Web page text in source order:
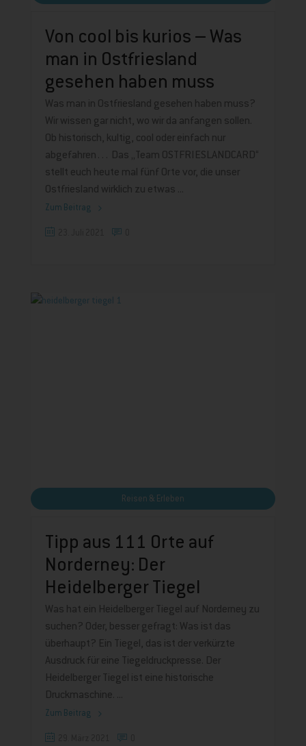
Von cool bis kurios – Was
man in Ostfriesland
gesehen haben muss
Was man in Ostfriesland gesehen haben muss?
Wir wissen gar nicht, wo wir da anfangen sollen.
Ob historisch, kultig, cool oder einfach nur
abgefahren… Das „Team OSTFRIESLANDCARD“
stellt euch heute mal fünf Orte vor, die unser
Ostfriesland wirklich zu etwas
Zum Beitrag
Reisen & Erleben
Tipp aus 111 Orte auf
Norderney: Der
Heidelberger Tiegel
Was hat ein Heidelberger Tiegel auf Norderney zu
suchen? Oder, besser gefragt: Was ist das
überhaupt? Ein Tiegel, das ist der verkürzte
Ausdruck für eine Tiegeldruckpresse. Der
Heidelberger Tiegel ist eine historische
Druckmaschine.
Zum Beitrag